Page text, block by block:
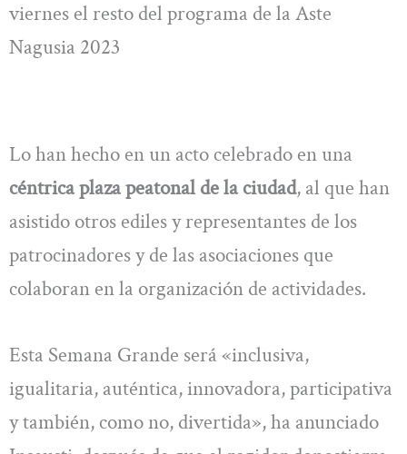
viernes el resto del programa de la Aste
Nagusia 2023
Lo han hecho en un acto celebrado en una
céntrica plaza peatonal de la ciudad, al que han
asistido otros ediles y representantes de los
patrocinadores y de las asociaciones que
colaboran en la organización de actividades.
Esta Semana Grande será «inclusiva,
igualitaria, auténtica, innovadora, participativa
y también, como no, divertida», ha anunciado